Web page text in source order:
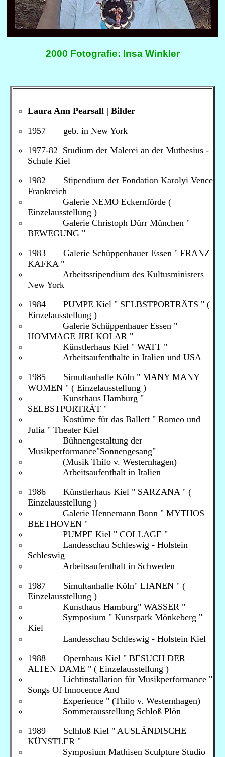
2000 Fotografie: Insa Winkler
Laura Ann Pearsall | Bilder
1957 geb. in New York
1977-82 Studium der Malerei an der Muthesius -
Schule Kiel
1982 Stipendium der Fondation Karolyi Vence
Frankreich
Galerie NEMO Eckernförde (
Einzelausstellung )
Galerie Christoph Dürr München "
BEWEGUNG "
1983 Galerie Schüppenhauer Essen " FRANZ
KAFKA "
Arbeitsstipendium des Kultusministers
New York
1984 PUMPE Kiel " SELBSTPORTRÄTS " (
Einzelausstellung )
Galerie Schüppenhauer Essen "
HOMMAGE JIRI KOLAR "
Künstlerhaus Kiel " WATT "
Arbeitsaufenthalte in Italien und USA
1985 Simultanhalle Köln " MANY MANY
WOMEN " ( Einzelausstellung )
Kunsthaus Hamburg "
SELBSTPORTRÄT "
Kostüme für das Ballett " Romeo und
Julia " Theater Kiel
Bühnengestaltung der
Musikperformance"Sonnengesang"
(Musik Thilo v. Westernhagen)
Arbeitsaufenthalt in Italien
1986 Künstlerhaus Kiel " SARZANA " (
Einzelausstellung )
Galerie Hennemann Bonn " MYTHOS
BEETHOVEN "
PUMPE Kiel " COLLAGE "
Landesschau Schleswig - Holstein
Schleswig
Arbeitsaufenthalt in Schweden
1987 Simultanhalle Köln" LIANEN " (
Einzelausstellung )
Kunsthaus Hamburg" WASSER "
Symposium " Kunstpark Mönkeberg "
Kiel
Landesschau Schleswig - Holstein Kiel
1988 Opernhaus Kiel " BESUCH DER
ALTEN DAME " ( Einzelausstellung )
Lichtinstallation für Musikperformance "
Songs Of Innocence And
Experience " (Thilo v. Westernhagen)
Sommerausstellung Schloß Plön
1989 Sclhloß Kiel " AUSLÄNDISCHE
KÜNSTLER "
Symposium Mathisen Sculpture Studio